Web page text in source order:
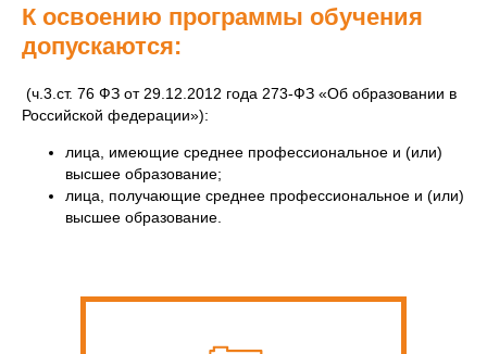
К освоению программы обучения
допускаются:
(ч.3.ст. 76 ФЗ от 29.12.2012 года 273-ФЗ «Об образовании в
Российской федерации»):
лица, имеющие среднее профессиональное и (или)
высшее образование;
лица, получающие среднее профессиональное и (или)
высшее образование.